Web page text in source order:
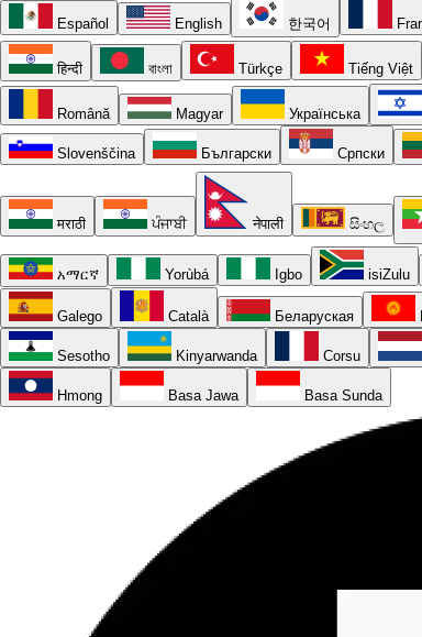
Español English 한국어
हिन्दी বাংলা Türkçe Tiếng Việt
Română Magyar Українська
Slovenščina Български Српски
मराठी ਪੰਜਾਬੀ नेपाली සිංහල
አማርኛ Yorùbá Igbo isiZulu
Galego Català Беларуская
Sesotho Kinyarwanda Corsu
Hmong Basa Jawa Basa Sunda